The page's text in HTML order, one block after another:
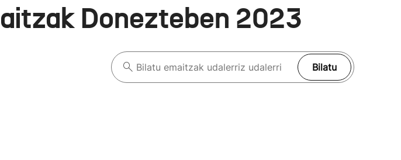
Donezteben 2023
Bilatu